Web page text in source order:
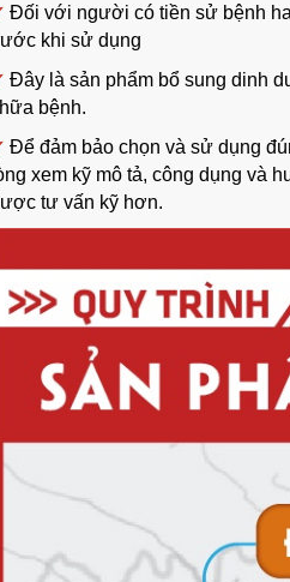
Đối với người có tiền sử bệnh
khi sử dụng
Đây là sản phẩm bổ sung dinh
bệnh.
Để đảm bảo chọn và sử dụng
xem kỹ mô tả, công dụng và
tư vấn kỹ hơn.